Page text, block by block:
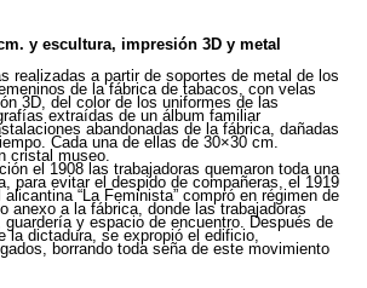
y escultura, impresión 3D y metal
realizadas a partir de soportes de metal de los
de la fábrica de tabacos, con velas
3D, del color de los uniformes de las
extraídas de un álbum familiar
abandonadas de la fábrica, dañadas
Cada una de ellas de 30×30 cm.
cristal museo.
el 1908 las trabajadoras quemaron toda una
para evitar el despido de compañeras, el 1919
“La Feminista” compró en régimen de
anexo a la fábrica, donde las trabajadoras
y espacio de encuentro. Después de
la dictadura, se expropió el edificio,
borrando toda seña de este movimiento